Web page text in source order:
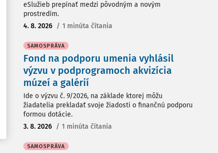
eSlužieb prepínať medzi pôvodným a novým
prostredím.
4. 8. 2026 / 1 minúta čítania
SAMOSPRÁVA
Fond na podporu umenia vyhlásil
výzvu v podprogramoch akvizícia
múzeí a galérií
Ide o výzvu č. 9/2026, na základe ktorej môžu
žiadatelia prekladať svoje žiadosti o finančnú podporu
formou dotácie.
3. 8. 2026 / 1 minúta čítania
SAMOSPRÁVA